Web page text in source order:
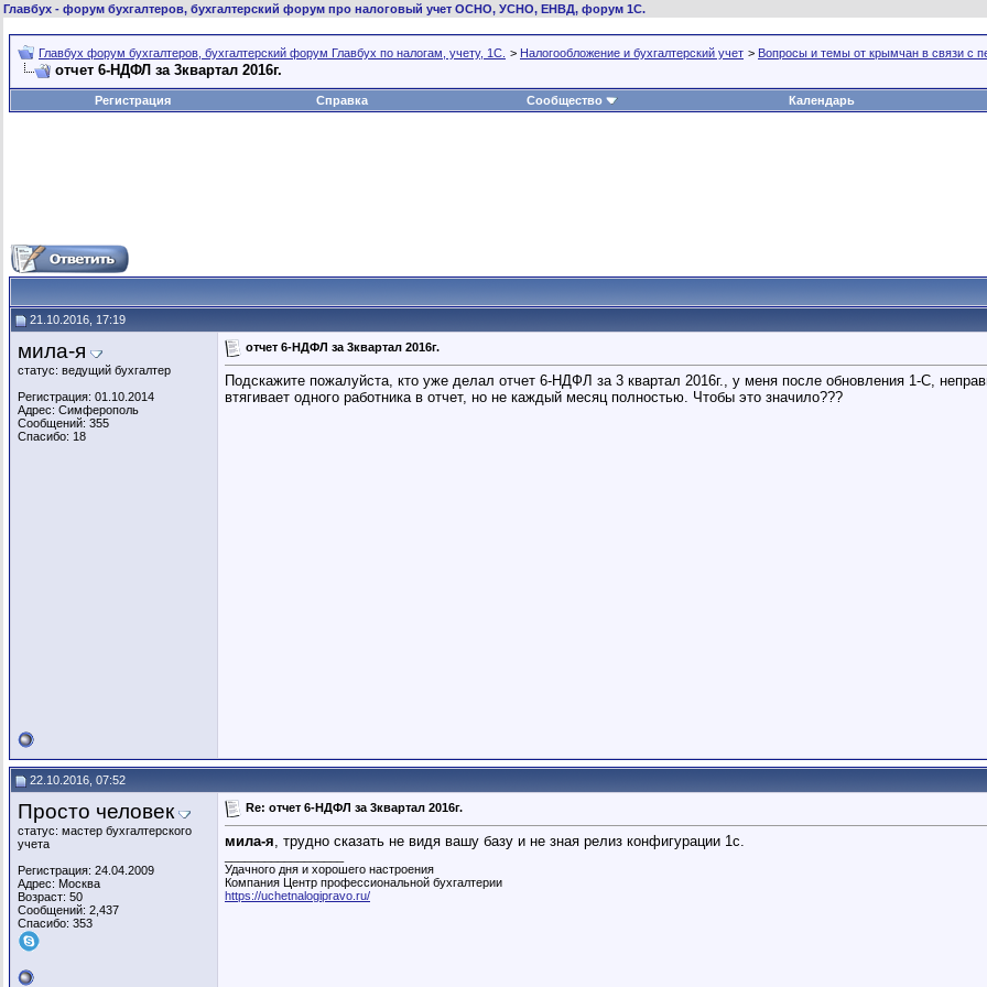
Главбух - форум бухгалтеров, бухгалтерский форум про налоговый учет ОСНО, УСНО, ЕНВД, форум 1С.
Главбух форум бухгалтеров, бухгалтерский форум Главбух по налогам, учету, 1С. > Налогообложение и бухгалтерский учет > Вопросы и темы от крымчан в связи с
отчет 6-НДФЛ за 3квартал 2016г.
Регистрация Справка Сообщество Календарь
21.10.2016, 17:19
мила-я
статус: ведущий бухгалтер
Регистрация: 01.10.2014
Адрес: Симферополь
Сообщений: 355
Спасибо: 18
отчет 6-НДФЛ за 3квартал 2016г.
Подскажите пожалуйста, кто уже делал отчет 6-НДФЛ за 3 квартал 2016г., у меня после обновления 1-С,
втягивает одного работника в отчет, но не каждый месяц полностью. Чтобы это значило???
22.10.2016, 07:52
Просто человек
статус: мастер бухгалтерского
учета
Регистрация: 24.04.2009
Адрес: Москва
Возраст: 50
Сообщений: 2,437
Спасибо: 353
Re: отчет 6-НДФЛ за 3квартал 2016г.
мила-я, трудно сказать не видя вашу базу и не зная релиз конфигурации 1с.
Удачного дня и хорошего настроения
Компания Центр профессиональной бухгалтерии
https://uchetnalogipravo.ru/